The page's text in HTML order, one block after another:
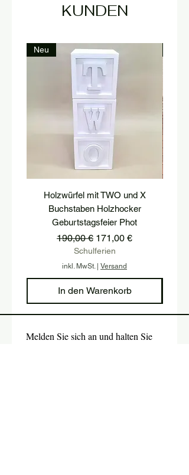
KUNDEN
Neu
Holzwürfel mit TWO und X
Buchstaben Holzhocker
Geburtstagsfeier Phot
Standardpreis
190,00 € Sale-Preis
171,00 €
Schulferien
inkl. MwSt. | Versand
In den Warenkorb
Melden Sie sich an und halten Sie